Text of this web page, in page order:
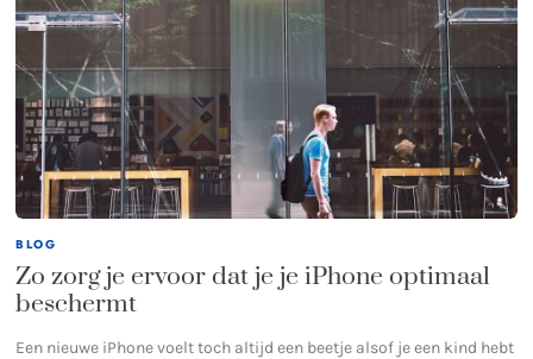
BLOG
Zo zorg je ervoor dat je je iPhone optimaal
beschermt
Een nieuwe iPhone voelt toch altijd een beetje alsof je een kind hebt